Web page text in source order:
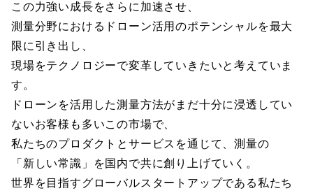
この力強い成長をさらに加速させ、
測量分野におけるドローン活用のポテンシャルを最大
限に引き出し、
現場をテクノロジーで変革していきたいと考えていま
す。
ドローンを活用した測量方法がまだ十分に浸透してい
ないお客様も多いこの市場で、
私たちのプロダクトとサービスを通じて、測量の
「新しい常識」を国内で共に創り上げていく。
世界を目指すグローバルスタートアップである私たち